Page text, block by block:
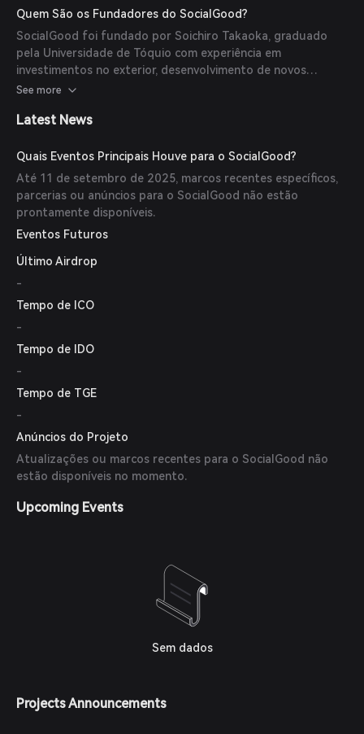
recompra para aumentar a demanda e reduzir a oferta,
tempo.
Quem São os Fundadores do SocialGood?
SocialGood foi fundado por Soichiro Takaoka, graduado
pela Universidade de Tóquio com experiência em
investimentos no exterior, desenvolvimento de novos
negócios e fusões e aquisições no setor de tecnologia da
como professor ocasional na Universidade de Kyushu. Em
ecossistemas de contribuição social por meio da tecnologia
blockchain.
See more
Latest News
Quais Eventos Principais Houve para o SocialGood?
Até 11 de setembro de 2025, marcos recentes específicos,
parcerias ou anúncios para o SocialGood não estão
prontamente disponíveis.
Eventos Futuros
Último Airdrop
-
Tempo de ICO
-
Tempo de IDO
-
Tempo de TGE
-
Anúncios do Projeto
Atualizações ou marcos recentes para o SocialGood não
estão disponíveis no momento.
Upcoming Events
Sem dados
Projects Announcements